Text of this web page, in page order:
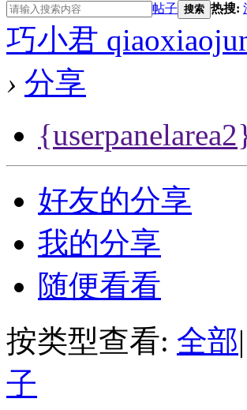
帖子 搜索 热搜:
巧小君
› 分享
好友的分享
我的分享
随便看看
按类型查看: 全部|
子